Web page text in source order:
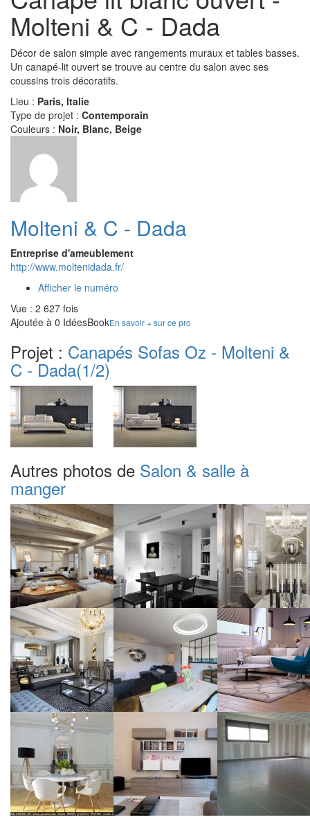
Molteni & C - Dada
Décor de salon simple avec rangements muraux et tables basses.
Un canapé-lit ouvert se trouve au centre du salon avec ses
coussins trois décoratifs.
Lieu : Paris, Italie
Type de projet : Contemporain
Couleurs : Noir, Blanc, Beige
Molteni & C - Dada
Entreprise d'ameublement
http://www.moltenidada.fr/
Afficher le numéro
Vue : 2 627 fois
Ajoutée à 0 IdéesBookEn savoir + sur ce pro
Projet : Canapés Sofas Oz - Molteni &
C - Dada(1/2)
Autres photos de Salon & salle à
manger